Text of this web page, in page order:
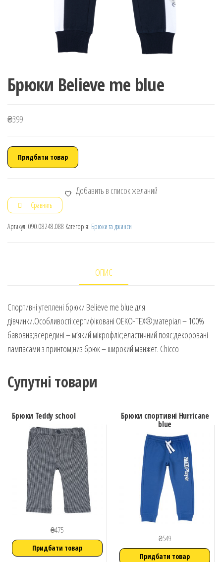
Брюки Believe me blue
₴399
Придбати товар
Добавить в список желаний
Сравнить
Артикул: 090.08248.088 Категорія: Брюки та джинси
ОПИС
Спортивні утеплені брюки Believe me blue для
дівчинки.Особливості:сертифіковані OEKO-TEX®;матеріал – 100%
бавовна;всередині – м’який мікрофліс;еластичний пояс;декоровані
лампасами з принтом;низ брюк – широкий манжет. Chicco
Супутні товари
Брюки Teddy school
₴475
Придбати товар
Брюки спортивні Hurricane
blue
₴549
Придбати товар